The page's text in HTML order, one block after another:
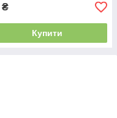
₴
Купити